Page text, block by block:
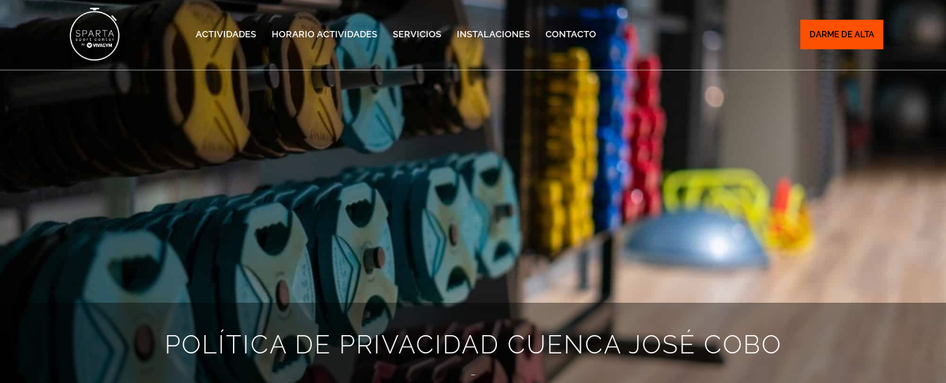
ACTIVIDADES HORARIO ACTIVIDADES SERVICIOS INSTALACIONES CONTACTO DARME DE ALTA
POLÍTICA DE PRIVACIDAD CUENCA JOSÉ COBO
-